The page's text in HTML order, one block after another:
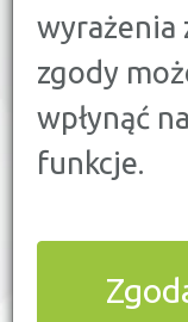
wyrażenia
zgody
wpłynąć
funkcje.
PORÓWNAJ
KWOTA